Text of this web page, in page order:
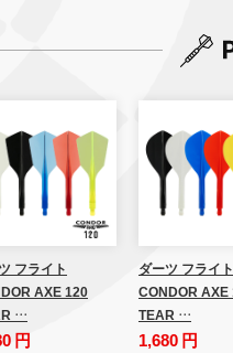
フライト
AXE 120
…
円
ダーツ フライト
CONDOR AXE
TEAR …
1,680 円